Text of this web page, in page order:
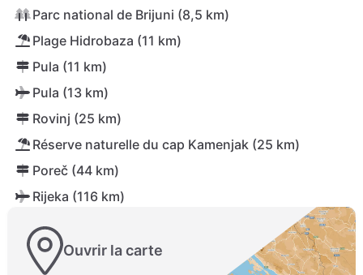
Parc national de Brijuni (8,5 km)
Plage Hidrobaza (11 km)
Pula (11 km)
Pula (13 km)
Rovinj (25 km)
Réserve naturelle du cap Kamenjak (25 km)
Poreč (44 km)
Rijeka (116 km)
Ouvrir la carte